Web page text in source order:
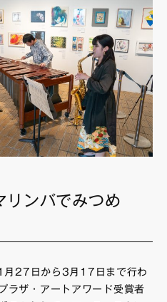
リンバでみつめ
27日から3月17日まで行わ
ラザ・アートアワード受賞者